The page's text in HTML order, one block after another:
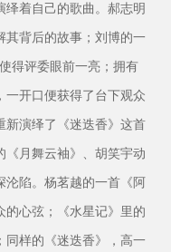
绎着自己的歌曲。郝志明
其背后的故事；刘博的一
得评委眼前一亮；拥有
一开口便获得了台下观众
新演绎了《迷迭香》这首
《月舞云袖》、胡笑宇动
沦陷。杨茗越的一首《阿
的心弦；《水星记》里的
同样的《迷迭香》，高一